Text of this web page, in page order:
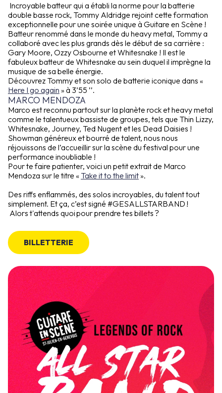
Incroyable batteur qui a établi la norme pour la batterie
double basse rock, Tommy Aldridge rejoint cette formation
exceptionnelle pour une soirée unique à Guitare en Scène !
Batteur renommé dans le monde du heavy metal, Tommy a
collaboré avec les plus grands dès le début de sa carrière :
Gary Moore, Ozzy Osbourne et Whitesnake ! Il est le
fabuleux batteur de Whitesnake au sein duquel il imprègne la
musique de sa belle énergie.
Découvrez Tommy et son solo de batterie iconique dans «
Here I go again » à 3’55 ’’.
MARCO MENDOZA
Marco est reconnu partout sur la planète rock et heavy metal
comme le talentueux bassiste de groupes, tels que Thin Lizzy,
Whitesnake, Journey, Ted Nugent et les Dead Daisies !
Showman généreux et bourré de talent, nous nous
réjouissons de l’accueillir sur la scène du festival pour une
performance inoubliable !
Pour te faire patienter, voici un petit extrait de Marco
Mendoza sur le titre « Take it to the limit ».
Des riffs enflammés, des solos incroyables, du talent tout
simplement. Et ça, c’est signé #GESALLSTARBAND !
Alors t'attends quoi pour prendre tes billets ?
BILLETTERIE